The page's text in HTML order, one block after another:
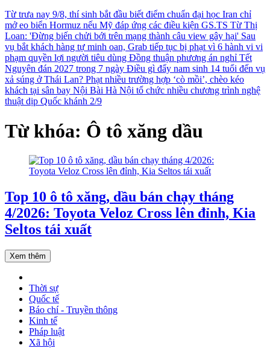
Từ trưa nay 9/8, thí sinh bắt đầu biết điểm chuẩn đại học Iran chỉ
mở eo biển Hormuz nếu Mỹ đáp ứng các điều kiện GS.TS Từ Thị
Loan: 'Đừng biến chửi bới trên mạng thành câu view gây hại' Sau
vụ bắt khách hàng tự minh oan, Grab tiếp tục bị phạt vì 6 hành vi vi
phạm quyền lợi người tiêu dùng Đồng thuận phương án nghỉ Tết
Nguyên đán 2027 trong 7 ngày Điều gì đẩy nam sinh 14 tuổi đến vụ
xả súng ở Thái Lan? Phạt nhiều trường hợp ‘cò mồi’, chèo kéo
khách tại sân bay Nội Bài Hà Nội tổ chức nhiều chương trình nghệ
thuật dịp Quốc khánh 2/9
Từ khóa: Ô tô xăng dầu
Top 10 ô tô xăng, dầu bán chạy tháng
4/2026: Toyota Veloz Cross lên đỉnh, Kia
Seltos tái xuất
Xem thêm
Thời sự
Quốc tế
Báo chí - Truyền thông
Kinh tế
Pháp luật
Xã hội